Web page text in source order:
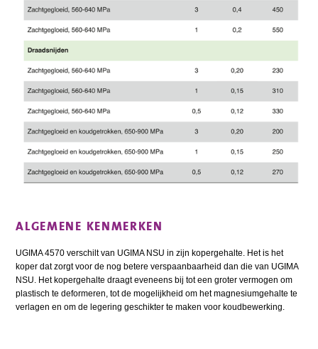
ALGEMENE KENMERKEN
UGIMA 4570 verschilt van UGIMA NSU in zijn kopergehalte. Het is het
koper dat zorgt voor de nog betere verspaanbaarheid dan die van UGIMA
NSU. Het kopergehalte draagt eveneens bij tot een groter vermogen om
plastisch te deformeren, tot de mogelijkheid om het magnesiumgehalte te
verlagen en om de legering geschikter te maken voor koudbewerking.